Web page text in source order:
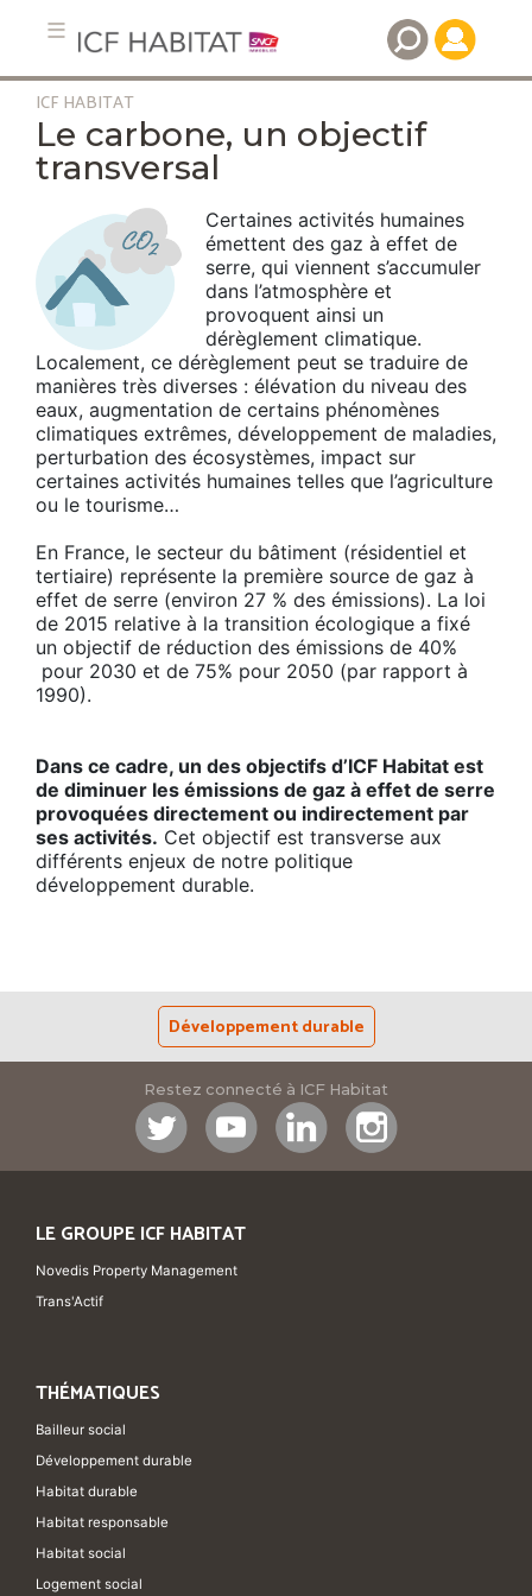
Aller
contenu
ICF HABITAT
Le carbone, un objectif
transversal
Certaines activités humaines
émettent des gaz à effet de
serre, qui viennent s’accumuler
dans l’atmosphère et
provoquent ainsi un
dérèglement climatique.
Localement, ce dérèglement peut se traduire de
manières très diverses : élévation du niveau des
eaux, augmentation de certains phénomènes
climatiques extrêmes, développement de maladies,
perturbation des écosystèmes, impact sur
certaines activités humaines telles que l’agriculture
ou le tourisme…
En France, le secteur du bâtiment (résidentiel et
tertiaire) représente la première source de gaz à
effet de serre (environ 27 % des émissions). La loi
de 2015 relative à la transition écologique a fixé
un objectif de réduction des émissions de 40%
pour 2030 et de 75% pour 2050 (par rapport à
1990).
Dans ce cadre, un des objectifs d’ICF Habitat est
de diminuer les émissions de gaz à effet de serre
provoquées directement ou indirectement par
ses activités. Cet objectif est transverse aux
différents enjeux de notre politique
développement durable.
Développement durable
Restez connecté à ICF Habitat
LE GROUPE ICF HABITAT
Novedis Property Management
Trans'Actif
THÉMATIQUES
Bailleur social
Développement durable
Habitat durable
Habitat responsable
Habitat social
Logement social